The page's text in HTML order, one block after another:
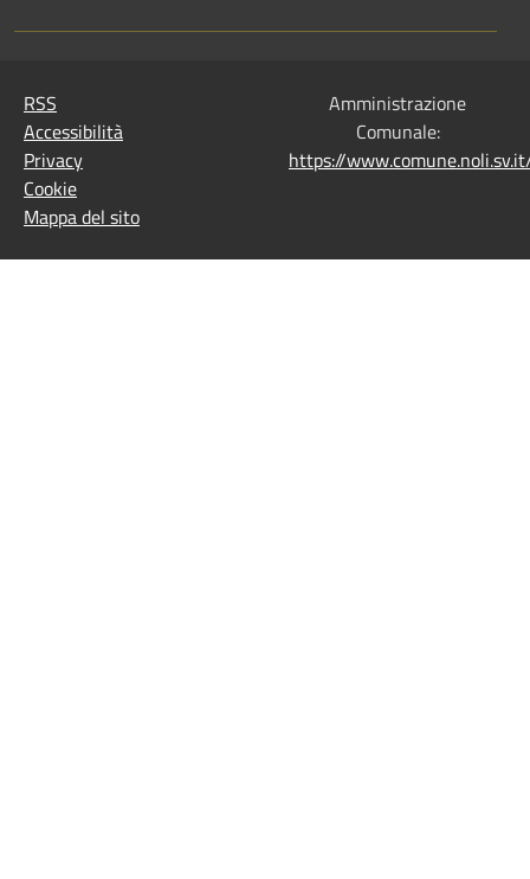
RSS
Accessibilità
Privacy
Cookie
Mappa del sito
Amministrazione
Comunale:
https://